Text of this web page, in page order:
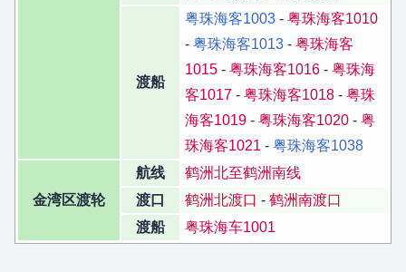
渡船
粤珠海客1003 - 粤珠海客1010
- 粤珠海客1013 - 粤珠海客
1015 - 粤珠海客1016 - 粤珠海
客1017 - 粤珠海客1018 - 粤珠
海客1019 - 粤珠海客1020 - 粤
珠海客1021 - 粤珠海客1038
金湾区渡轮
航线
鹤洲北至鹤洲南线
渡口
鹤洲北渡口 - 鹤洲南渡口
渡船
粤珠海车1001